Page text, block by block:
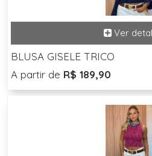
BLUSA GISELE TRICO
A partir de R$ 189,90